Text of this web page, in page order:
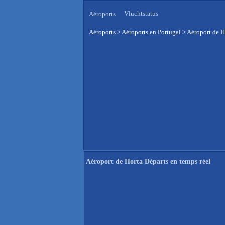
Aéroports Vluchtstatus
Aéroports >Aéroports en Portugal >Aéroport de
Aéroport de Horta Départs en temps réel